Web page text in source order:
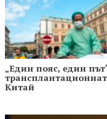
„Един пояс, един
Китай